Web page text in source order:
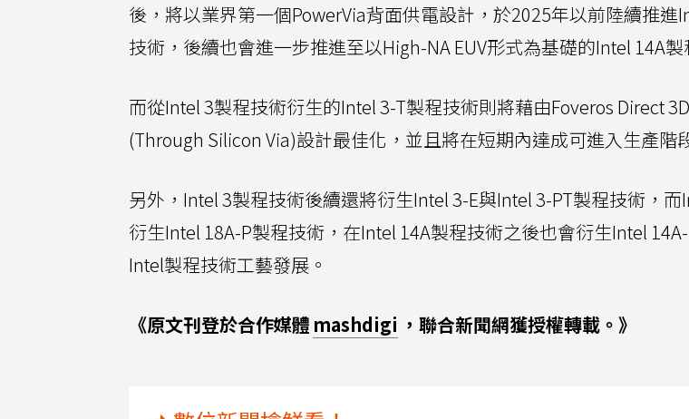
後，將以業界第一個PowerVia背面供電設計，於2025年以前陸續推進
技術，後續也會進一步推進至以High-NA EUV形式為基礎的Intel 14A製
而從Intel 3製程技術衍生的Intel 3-T製程技術則將藉由Foveros Direct
(Through Silicon Via)設計最佳化，並且將在短期內達成可進入生產階
另外，Intel 3製程技術後續還將衍生Intel 3-E與Intel 3-PT製程技術，
衍生Intel 18A-P製程技術，在Intel 14A製程技術之後也會衍生Intel
Intel製程技術工藝發展。
《原文刊登於合作媒體 mashdigi ，聯合新聞網獲授權轉載。》